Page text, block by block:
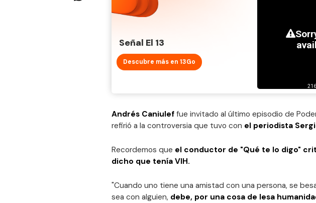
Señal El 13
Descubre más en 13Go
Andrés Caniulef fue invitado al último episodio de
refirió a la controversia que tuvo con el periodista
Recordemos que el conductor de "Qué te lo digo"
dicho que tenía VIH.
"Cuando uno tiene una amistad con una persona, se
sea con alguien, debe, por una cosa de lesa